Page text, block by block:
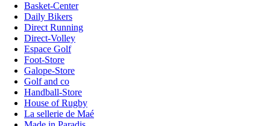
Basket-Center
Daily Bikers
Direct Running
Direct-Volley
Espace Golf
Foot-Store
Galope-Store
Golf and co
Handball-Store
House of Rugby
La sellerie de Maé